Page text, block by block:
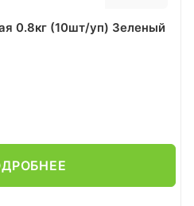
0.8кг (10шт/уп) Зеленый